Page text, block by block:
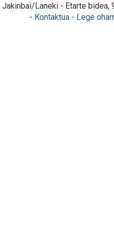
Jakinbai/Laneki - Etarte bidea,
- Kontaktua- Lege